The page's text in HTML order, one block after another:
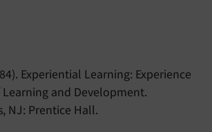
Experiential Learning: Experience
and Development.
NJ: Prentice Hall.